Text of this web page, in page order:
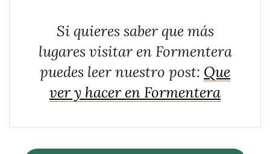
Si quieres saber que más
lugares visitar en Formentera
puedes leer nuestro post: Que
ver y hacer en Formentera